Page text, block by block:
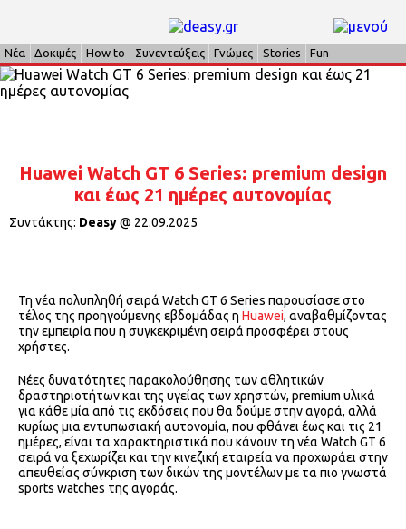
Νέα Δοκιμές How to Συνεντεύξεις Γνώμες Stories Fun
Huawei Watch GT 6 Series: premium design
και έως 21 ημέρες αυτονομίας
Συντάκτης: Deasy@ 22.09.2025
Τη νέα πολυπληθή σειρά Watch GT 6 Series παρουσίασε στο
τέλος της προηγούμενης εβδομάδας η Huawei, αναβαθμίζοντας
την εμπειρία που η συγκεκριμένη σειρά προσφέρει στους
χρήστες.
Νέες δυνατότητες παρακολούθησης των αθλητικών
δραστηριοτήτων και της υγείας των χρηστών, premium υλικά
για κάθε μία από τις εκδόσεις που θα δούμε στην αγορά, αλλά
κυρίως μια εντυπωσιακή αυτονομία, που φθάνει έως και τις 21
ημέρες, είναι τα χαρακτηριστικά που κάνουν τη νέα Watch GT 6
σειρά να ξεχωρίζει και την κινεζική εταιρεία να προχωράει στην
απευθείας σύγκριση των δικών της μοντέλων με τα πιο γνωστά
sports watches της αγοράς.